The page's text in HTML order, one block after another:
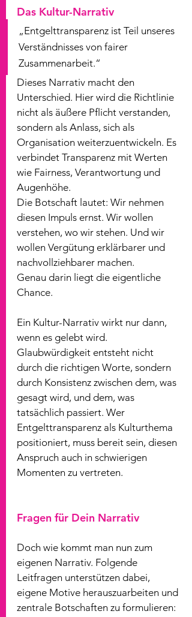
Das Kultur-Narrativ
„Entgelttransparenz ist Teil unseres
Verständnisses von fairer
Zusammenarbeit.“
Dieses Narrativ macht den
Unterschied. Hier wird die Richtlinie
nicht als äußere Pflicht verstanden,
sondern als Anlass, sich als
Organisation weiterzuentwickeln. Es
verbindet Transparenz mit Werten
wie Fairness, Verantwortung und
Augenhöhe.
Die Botschaft lautet: Wir nehmen
diesen Impuls ernst. Wir wollen
verstehen, wo wir stehen. Und wir
wollen Vergütung erklärbarer und
nachvollziehbarer machen.
Genau darin liegt die eigentliche
Chance.
Ein Kultur-Narrativ wirkt nur dann,
wenn es gelebt wird.
Glaubwürdigkeit entsteht nicht
durch die richtigen Worte, sondern
durch Konsistenz zwischen dem, was
gesagt wird, und dem, was
tatsächlich passiert. Wer
Entgelttransparenz als Kulturthema
positioniert, muss bereit sein, diesen
Anspruch auch in schwierigen
Momenten zu vertreten.
Fragen für Dein Narrativ
Doch wie kommt man nun zum
eigenen Narrativ. Folgende
Leitfragen unterstützen dabei,
eigene Motive herauszuarbeiten und
zentrale Botschaften zu formulieren: